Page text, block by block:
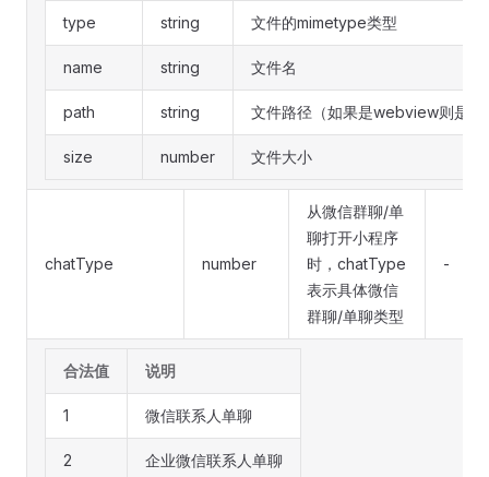
type string 文件的mimetype类型
name string 文件名
path string 文件路径（如果是webview则是
size number 文件大小
chatType number
从微信群聊/单
聊打开小程序
时，chatType
表示具体微信
群聊/单聊类型
-
合法值 说明
1 微信联系人单聊
2 企业微信联系人单聊